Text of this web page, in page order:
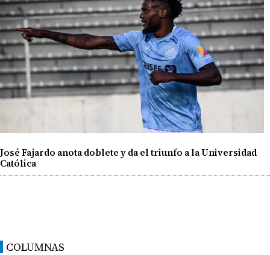
José Fajardo anota doblete y da el triunfo a la Universidad
Católica
COLUMNAS